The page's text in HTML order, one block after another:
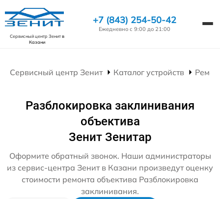
Сервисный центр Зенитв
Казани
+7 (843) 254-50-42
Ежедневно с 9:00 до 21:00
Сервисный центр Зенит Каталог устройств
Разблокировка заклинивания
объектива
Зенит Зенитар
Оформите обратный звонок. Наши администраторы
из сервис-центра Зенит в Казани произведут оценку
стоимости ремонта объектива Разблокировка
заклинивания.